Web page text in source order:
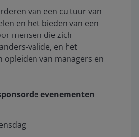
van een cultuur van
en het bieden van een
mensen die zich
valide, en het
opleiden van managers en
evenementen